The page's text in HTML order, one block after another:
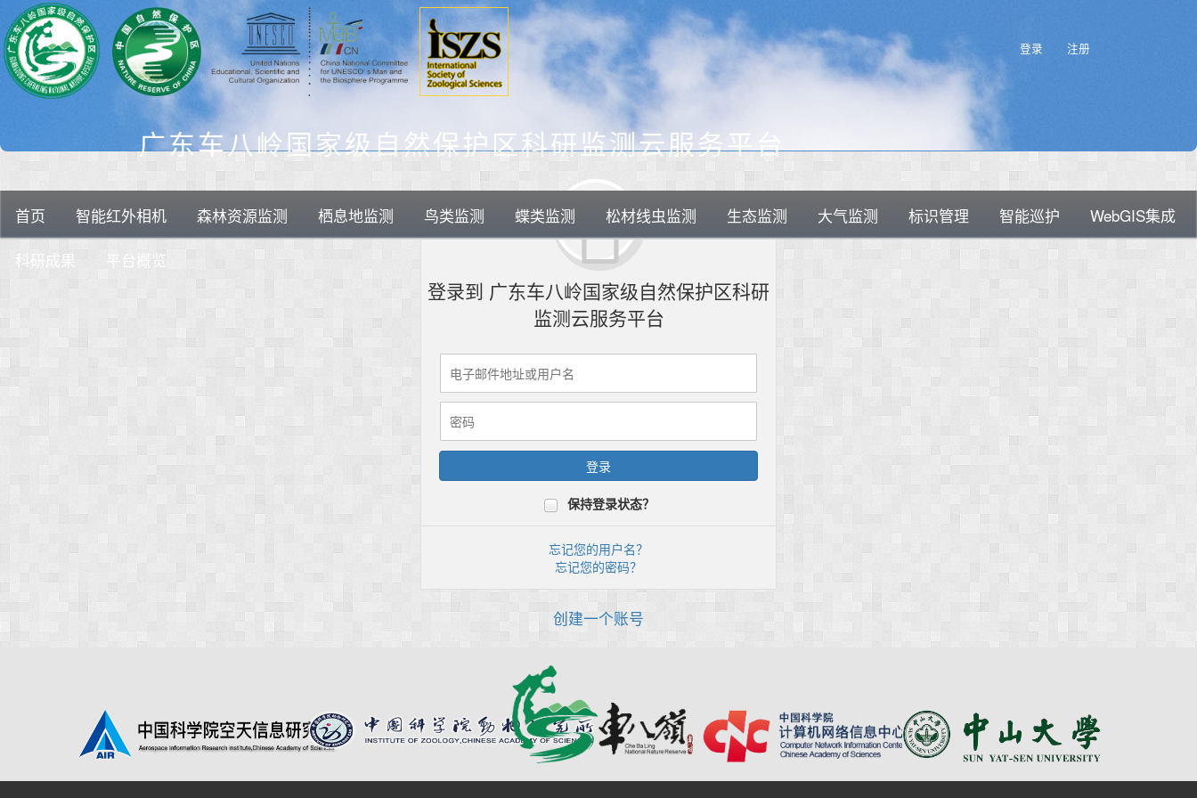
广东车八岭国家级自然保护区科研监测云服务平台
登录 注册
首页 智能红外相机 森林资源监测 栖息地监测 鸟类监测 蝶类监测 松材线虫监测 生态监测 大气监测 标识管理 智能巡护
WebGIS集成
科研成果
平台概览
登录到 广东车八岭国家级自然保护区科研
监测云服务平台
保持登录状态？
忘记您的用户名？
忘记您的密码？
创建一个账号